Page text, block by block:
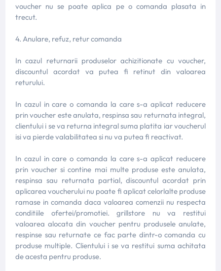
voucher nu se poate aplica pe o comanda plasata in
trecut.
4. Anulare, refuz, retur comanda
In cazul returnarii produselor achizitionate cu voucher,
discountul acordat va putea fi retinut din valoarea
returului.
In cazul in care o comanda la care s-a aplicat reducere
prin voucher este anulata, respinsa sau returnata integral,
clientului i se va returna integral suma platita iar voucherul
isi va pierde valabilitatea si nu va putea fi reactivat.
In cazul in care o comanda la care s-a aplicat reducere
prin voucher si contine mai multe produse este anulata,
respinsa sau returnata partial, discountul acordat prin
aplicarea voucherului nu poate fi aplicat celorlalte produse
ramase in comanda daca valoarea comenzii nu respecta
conditiile ofertei/promotiei. grillstore nu va restitui
valoarea alocata din voucher pentru produsele anulate,
respinse sau returnate ce fac parte dintr-o comanda cu
produse multiple. Clientului i se va restitui suma achitata
de acesta pentru produse.